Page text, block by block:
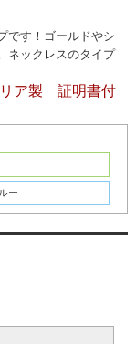
です！ゴールドやシ
ネックレスのタイプ
ア製 証明書付
ー